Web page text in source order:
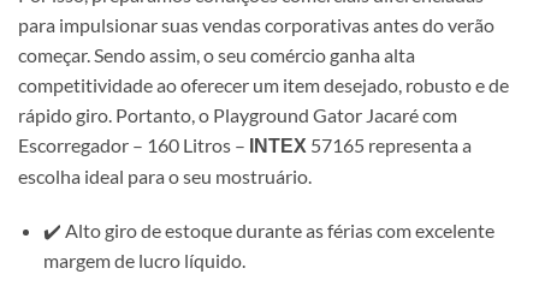
para impulsionar suas vendas corporativas antes do verão
começar. Sendo assim, o seu comércio ganha alta
competitividade ao oferecer um item desejado, robusto e de
rápido giro. Portanto, o Playground Gator Jacaré com
Escorregador – 160 Litros –
INTEX 57165 representa a
escolha ideal para o seu mostruário.
✔️ Alto giro de estoque durante as férias com excelente
margem de lucro líquido.